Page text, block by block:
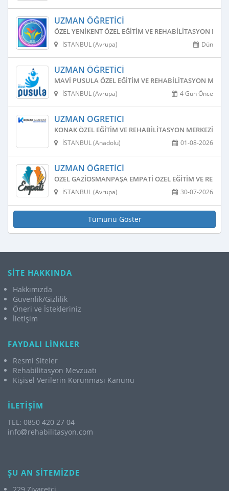
UZMAN ÖĞRETICI
ÖZEL YENIKENT ÖZEL EĞITIM VE REHABILITASYON
Dün
İSTANBUL (Avrupa)
UZMAN ÖĞRETICI
MAVI PUSULA ÖZEL EĞITIM VE REHABILITASYON
4 Gün Önce
İSTANBUL (Avrupa)
UZMAN ÖĞRETICI
KONAK ÖZEL EĞITIM VE REHABILITASYON MERKEZI
01-08-2026
İSTANBUL (Anadolu)
UZMAN ÖĞRETICI
ÖZEL GAZIOSMANPAŞA EMPATI ÖZEL EĞITIM VE
30-07-2026
İSTANBUL (Avrupa)
Tümünü Göster
SİTE HAKKINDA
Hakkımızda
Güvenlik/Gizlilik
Öneri ve İstekleriniz
İletişim
FAYDALI LİNKLER
Resmi Siteler
Rehabilitasyon Mevzuatı
Kişisel Verilerin Korunması Kanunu
İLETİŞİM
TEL: 0850 420 27 04
info
rehabilitasyon.com
ŞU AN SİTEMİZDE